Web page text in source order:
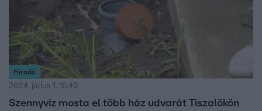
Híradó
2024. július 1. 16:40
Szennyvíz mosta el több ház udvarát Tiszalökön